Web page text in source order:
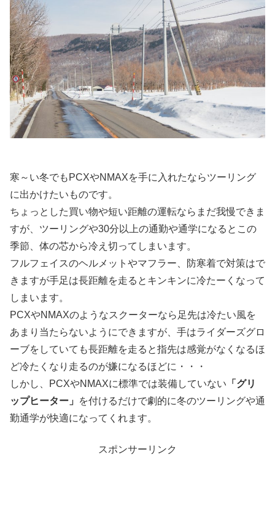
寒～い冬でもPCXやNMAXを手に入れたならツーリング
に出かけたいものです。
ちょっとした買い物や短い距離の運転ならまだ我慢できま
すが、ツーリングや30分以上の通勤や通学になるとこの
季節、体の芯から冷え切ってしまいます。
フルフェイスのヘルメットやマフラー、防寒着で対策はで
きますが手足は長距離を走るとキンキンに冷たーくなって
しまいます。
PCXやNMAXのようなスクーターなら足先は冷たい風を
あまり当たらないようにできますが、手はライダーズグロ
ーブをしていても長距離を走ると指先は感覚がなくなるほ
ど冷たくなり走るのが嫌になるほどに・・・
しかし、PCXやNMAXに標準では装備していない 「グリ
ップヒーター」
を付けるだけで劇的に冬のツーリングや通
勤通学が快適になってくれます。
スポンサーリンク